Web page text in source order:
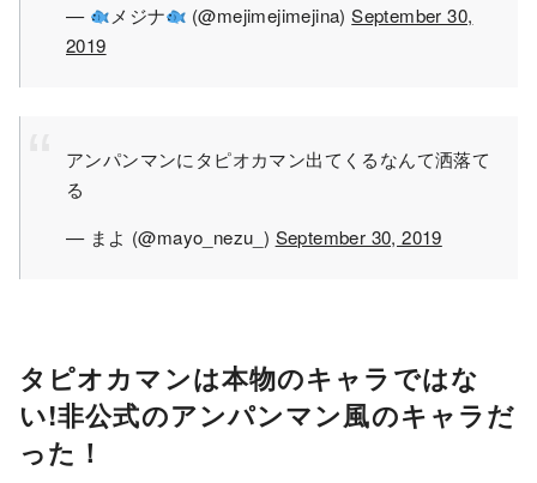
—
メジナ (@mejimejimejina)September 30,
2019
アンパンマンにタピオカマン出てくるなんて洒落て
る
— まよ (@mayo_nezu_) September 30, 2019
タピオカマンは本物のキャラではな
い!非公式のアンパンマン風のキャラだ
った！